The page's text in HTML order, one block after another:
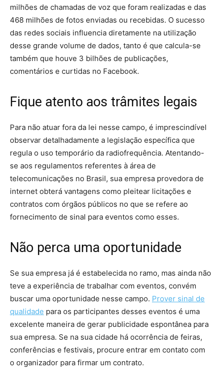
milhões de chamadas de voz que foram realizadas e das
468 milhões de fotos enviadas ou recebidas. O sucesso
das redes sociais influencia diretamente na utilização
desse grande volume de dados, tanto é que calcula-se
também que houve 3 bilhões de publicações,
comentários e curtidas no Facebook.
Fique atento aos trâmites legais
Para não atuar fora da lei nesse campo, é imprescindível
observar detalhadamente a legislação específica que
regula o uso temporário da radiofrequência. Atentando-
se aos regulamentos referentes à área de
telecomunicações no Brasil, sua empresa provedora de
internet obterá vantagens como pleitear licitações e
contratos com órgãos públicos no que se refere ao
fornecimento de sinal para eventos como esses.
Não perca uma oportunidade
Se sua empresa já é estabelecida no ramo, mas ainda não
teve a experiência de trabalhar com eventos, convém
buscar uma oportunidade nesse campo. Prover sinal de
qualidade para os participantes desses eventos é uma
excelente maneira de gerar publicidade espontânea para
sua empresa. Se na sua cidade há ocorrência de feiras,
conferências e festivais, procure entrar em contato com
o organizador para firmar um contrato.